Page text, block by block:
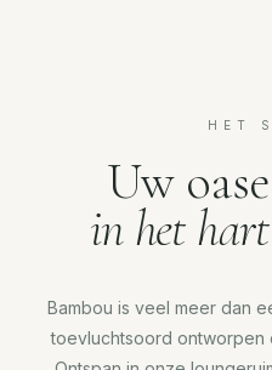
HET
Uw
in het
Bambou is veel meer dan
toevluchtsoord ontworpen